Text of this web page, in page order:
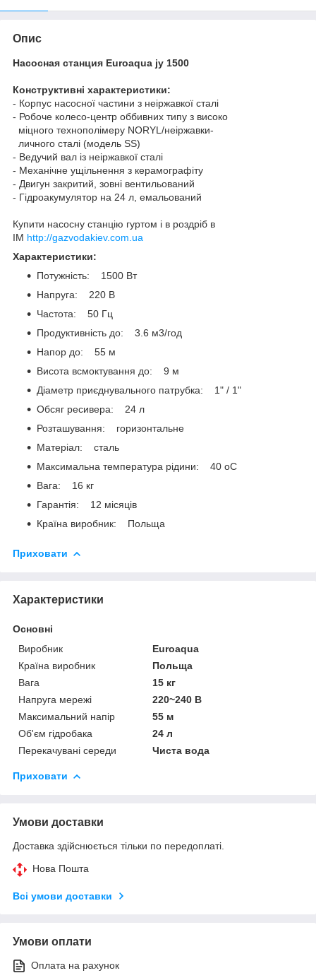
Опис
Насосная станция Euroaqua jy 1500
Конструктивні характеристики:
- Корпус насосної частини з неіржавкої сталі
- Робоче колесо-центр оббивних типу з високо
міцного технополімеру NORYL/неіржавки-
личного сталі (модель SS)
- Ведучий вал із неіржавкої сталі
- Механічне ущільнення з керамографіту
- Двигун закритий, зовні вентильований
- Гідроакумулятор на 24 л, емальований
Купити насосну станцію гуртом і в роздріб в
ІМ http://gazvodakiev.com.ua
Характеристики:
Потужність: 1500 Вт
Напруга: 220 В
Частота: 50 Гц
Продуктивність до: 3.6 м3/год
Напор до: 55 м
Висота всмоктування до: 9 м
Діаметр приєднувального патрубка: 1" / 1"
Обсяг ресивера: 24 л
Розташування: горизонтальне
Матеріал: сталь
Максимальна температура рідини: 40 oС
Вага: 16 кг
Гарантія: 12 місяців
Країна виробник: Польща
Приховати
Характеристики
Основні
Виробник
Euroaqua
Країна виробник
Польща
Вага
15 кг
Напруга мережі
220~240 В
Максимальний напір
55 м
Об'єм гідробака
24 л
Перекачувані середи
Чиста вода
Приховати
Умови доставки
Доставка здійснюється тільки по передоплаті.
Нова Пошта
Всі умови доставки
Умови оплати
Оплата на рахунок